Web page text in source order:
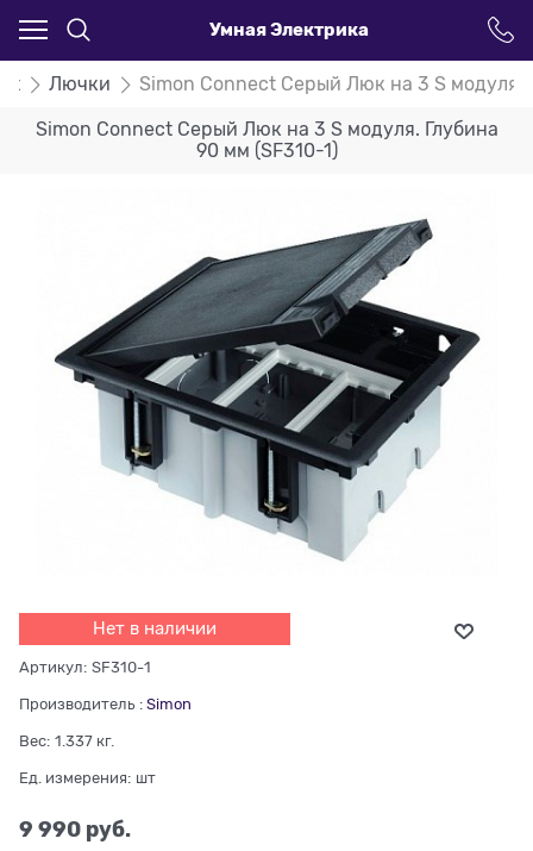
Умная Электрика
Лючки Simon Connect Серый Люк на 3 S модуля.
Simon Connect Серый Люк на 3 S модуля. Глубина
90 мм (SF310-1)
Нет в наличии
Артикул: SF310-1
Производитель : Simon
Вес: 1.337 кг.
Ед. измерения: шт
9 990 руб.